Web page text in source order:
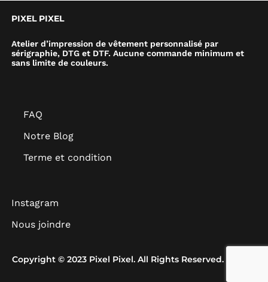
PIXEL PIXEL
Atelier d’impression de vêtement personnalisé par
sérigraphie, DTG et DTF. Aucune commande minimum et
sans limite de couleurs.
FAQ
Notre Blog
Terme et condition
Instagram
Nous joindre
Copyright © 2023 Pixel Pixel. All Rights Reserved.